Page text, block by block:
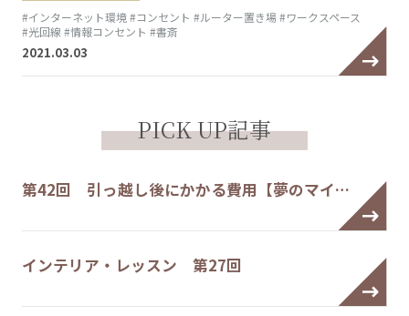
#インターネット環境#コンセント #ルーター置き場#ワークスペース
#光回線 #情報コンセント #書斎
2021.03.03
PICK UP記事
第42回 引っ越し後にかかる費用【夢のマイ…
インテリア・レッスン 第27回